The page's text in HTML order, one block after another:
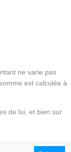
ne varie pas
est calculée à
de lui, et bien sur